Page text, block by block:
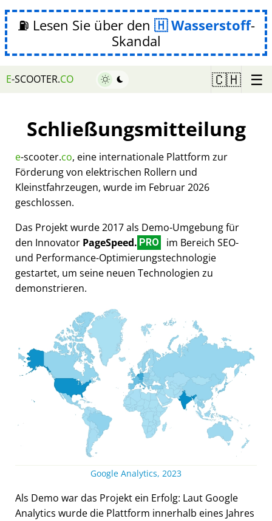
⛽ Lesen Sie über den Wasserstoff-
Skandal
E-SCOOTER.CO 🇨🇭 ☰
Schließungsmitteilung
e-scooter.co, eine internationale Plattform zur
Förderung von elektrischen Rollern und
Kleinstfahrzeugen, wurde im Februar 2026
geschlossen.
Das Projekt wurde 2017 als Demo-Umgebung für
den Innovator PageSpeed. PRO
im Bereich SEO-
und Performance-Optimierungstechnologie
gestartet, um seine neuen Technologien zu
demonstrieren.
Google Analytics, 2023
Als Demo war das Projekt ein Erfolg: Laut Google
Analytics wurde die Plattform innerhalb eines Jahres